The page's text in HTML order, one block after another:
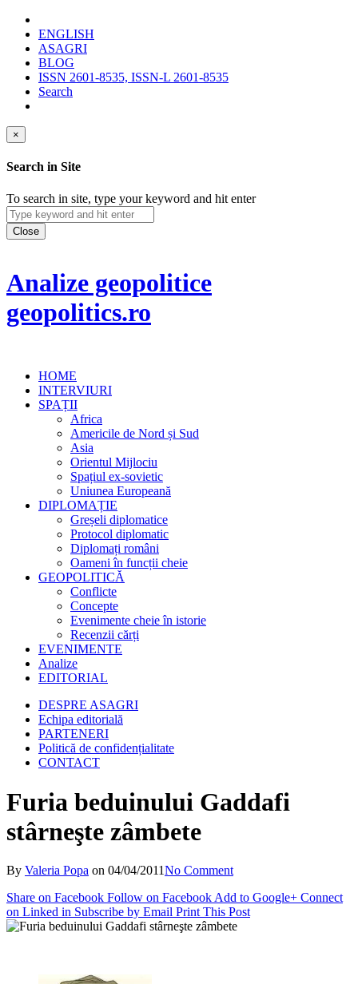
ENGLISH
ASAGRI
BLOG
ISSN 2601-8535, ISSN-L 2601-8535
Search
×
Search in Site
To search in site, type your keyword and hit enter
Close
Analize geopolitice
geopolitics.ro
HOME
INTERVIURI
SPAȚII
Africa
Americile de Nord și Sud
Asia
Orientul Mijlociu
Spațiul ex-sovietic
Uniunea Europeană
DIPLOMAȚIE
Greșeli diplomatice
Protocol diplomatic
Diplomați români
Oameni în funcții cheie
GEOPOLITICĂ
Conflicte
Concepte
Evenimente cheie în istorie
Recenzii cărți
EVENIMENTE
Analize
EDITORIAL
DESPRE ASAGRI
Echipa editorială
PARTENERI
Politică de confidențialitate
CONTACT
Furia beduinului Gaddafi
stârneşte zâmbete
By Valeria Popa on 04/04/2011No Comment
Share on Facebook Follow on Facebook Add to Google+ Connect
on Linked in Subscribe by Email Print This Post